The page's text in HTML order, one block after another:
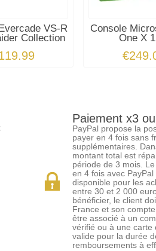
VS-R
Collection
Console
One X
Paiement x3
PayPal propose la
payer en 4 fois sans
supplémentaires.
montant total est
période de 3 mois.
en 4 fois avec PayPal
disponible pour les
entre 30 et 2 000
bénéficier, le client
France et son
être associé à un
vérifié ou à une carte
valide pour la durée
remboursements à